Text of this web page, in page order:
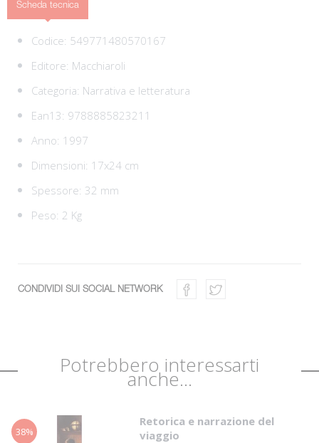
Scheda tecnica
Codice: 549771480570167
Editore: Macchiaroli
Categoria: Narrativa e letteratura
Ean13: 9788885823211
Anno: 1997
Dimensioni: 17x24 cm
Spessore: 32 mm
Peso: 2 Kg
CONDIVIDI SUI SOCIAL NETWORK
Potrebbero interessarti
anche...
38%
Retorica e narrazione del
viaggio